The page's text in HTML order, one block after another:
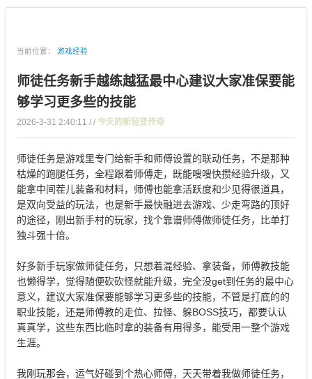
当前位置： 游戏经验
师徒任务新手越练越猛最中心建议大家准保要能
够学习更多些的技能
2026-3-31 2:40:11 / / 今天的新轻变传奇
师徒任务是游戏里专门给新手和师傅设置的联动任务，不是那种
枯燥的跑腿任务，全程跟着师傅走，既能嗖嗖快攒经验升级，又
能拿中间茬儿装备和材料，师傅也能拿活跃度和少见得很道具，
是双向受益的玩法，也是新手最快融进去游戏、少走弯路的顶好
的途径，刚出新手村的玩家，找个靠谱师傅做师徒任务，比单打
独斗强十倍。
好多新手玩家做师徒任务，只想着混经验、拿装备，师傅教技能
也懒得学，觉得随便砍砍怪就能升级，完全没get到任务的最中心
意义，建议大家准保要能够学习更多些的技能，不管是打底的的
职业技能，还是师傅教的走位、拉怪、躲BOSS技巧，都要认认
真真学，这些东西比临时拿的装备有用得多，能受用一整个游戏
生涯。
我刚玩那会，运气好碰到个热心师傅，天天带着我做师徒任务，